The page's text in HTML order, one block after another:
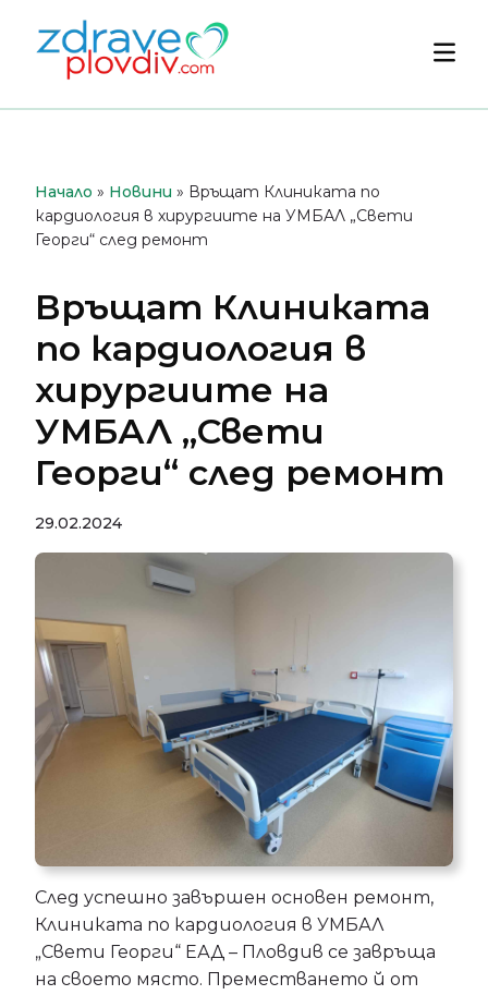
съдържанието
Начало » Новини » Връщат Клиниката по
кардиология в хирургиите на УМБАЛ „Свети
Георги“ след ремонт
Връщат Клиниката
по кардиология в
хирургиите на
УМБАЛ „Свети
Георги“ след ремонт
29.02.2024
След успешно завършен основен ремонт,
Клиниката по кардиология в УМБАЛ
„Свети Георги“ ЕАД – Пловдив се завръща
на своето място. Преместването й от